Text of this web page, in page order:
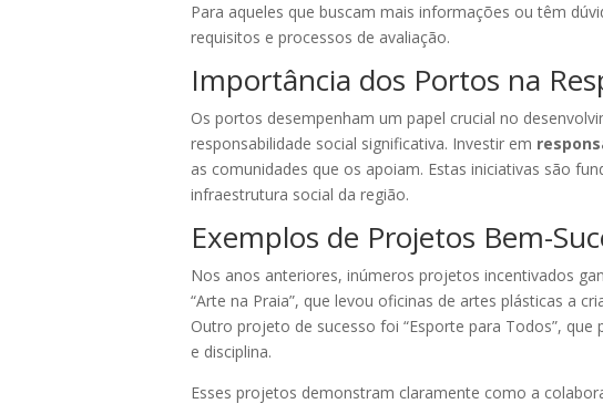
Para aqueles que buscam mais informações ou têm
requisitos e processos de avaliação.
Importância dos Portos na
Os portos desempenham um papel crucial no
responsabilidade social significativa. Investir em
as comunidades que os apoiam. Estas iniciativas são
infraestrutura social da região.
Exemplos de Projetos Bem-
Nos anos anteriores, inúmeros projetos incentivados
“Arte na Praia”, que levou oficinas de artes plásticas a
Outro projeto de sucesso foi “Esporte para Todos”,
e disciplina.
Esses projetos demonstram claramente como a